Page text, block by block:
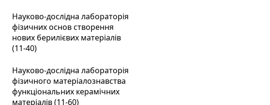
Науково-дослідна лабораторія
фізичних основ створення
нових берилієвих матеріалів
(11-40)
Науково-дослідна лабораторія
фізичного матеріалознавства
функціональних керамічних
матеріалів (11-60)